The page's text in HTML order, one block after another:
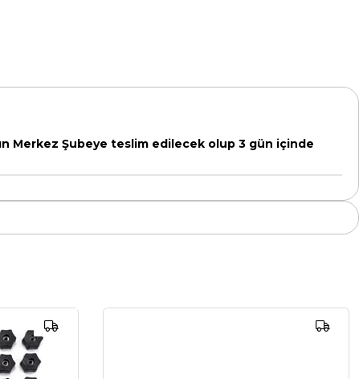
Merkez Şubeye teslim edilecek olup 3 gün içinde